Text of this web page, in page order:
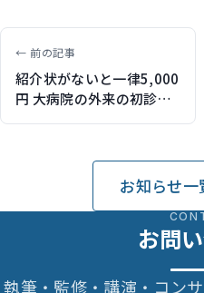
← 前の記事
紹介状がないと一律5,000
円 大病院の外来の初診料
お知らせ一
お問
執筆・監修・講演・コン